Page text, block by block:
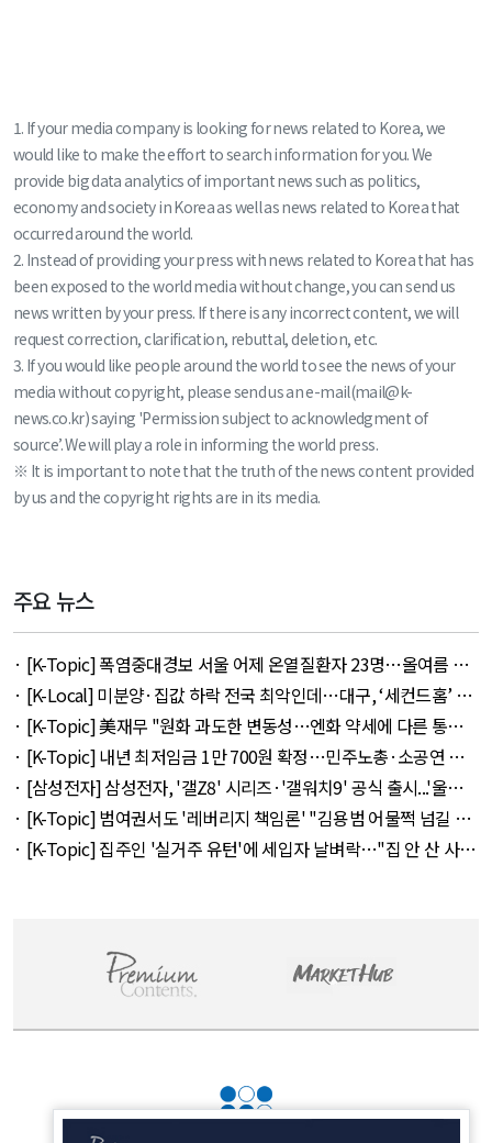
1. If your media company is looking for news related to Korea, we
would like to make the effort to search information for you. We
provide big data analytics of important news such as politics,
economy and society in Korea as well as news related to Korea that
occurred around the world.
2. Instead of providing your press with news related to Korea that has
been exposed to the world media without change, you can send us
news written by your press. If there is any incorrect content, we will
request correction, clarification, rebuttal, deletion, etc.
3. If you would like people around the world to see the news of your
media without copyright, please send us an e-mail(mail@k-
news.co.kr) saying 'Permission subject to acknowledgment of
source’. We will play a role in informing the world press.
※ It is important to note that the truth of the news content provided
by us and the copyright rights are in its media.
주요 뉴스
· [K-Topic] 폭염중대경보 서울 어제 온열질환자 23명…올여름 최
다 외 33건 - August 5, 2026
· [K-Local] 미분양·집값 하락 전국 최악인데…대구, ‘세컨드홈’ 특
례서 빠졌다 외 11건 - August 5, 2026
· [K-Topic] 美재무 "원화 과도한 변동성…엔화 약세에 다른 통화
뒤따를 것" 외 50건 - August 5, 2026
· [K-Topic] 내년 최저임금 1만 700원 확정…민주노총·소공연 이
의 불수용 외 44건 - August 5, 2026
· [삼성전자] 삼성전자, '갤Z8' 시리즈·'갤워치9' 공식 출시...'울트
라' 257만 7300원 외 51건 - August 6, 2026
· [K-Topic] 범여권서도 '레버리지 책임론' "김용범 어물쩍 넘길 수
없어" 외 50건 - August 5, 2026
· [K-Topic] 집주인 '실거주 유턴'에 세입자 날벼락…"집 안 산 사람